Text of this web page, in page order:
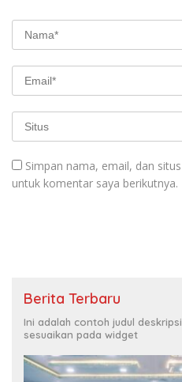
Simpan nama, email, dan
untuk komentar saya berikutnya.
Berita Terbaru
Ini adalah contoh judul
sesuaikan pada widget